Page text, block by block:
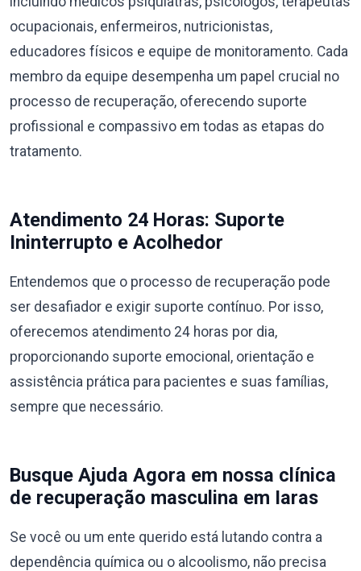
ocupacionais, enfermeiros, nutricionistas,
educadores físicos e equipe de monitoramento. Cada
membro da equipe desempenha um papel crucial no
processo de recuperação, oferecendo suporte
profissional e compassivo em todas as etapas do
tratamento.
Atendimento 24 Horas: Suporte
Ininterrupto e Acolhedor
Entendemos que o processo de recuperação pode
ser desafiador e exigir suporte contínuo. Por isso,
oferecemos atendimento 24 horas por dia,
proporcionando suporte emocional, orientação e
assistência prática para pacientes e suas famílias,
sempre que necessário.
Busque Ajuda Agora em nossa clínica
de recuperação masculina em Iaras
Se você ou um ente querido está lutando contra a
dependência química ou o alcoolismo, não precisa